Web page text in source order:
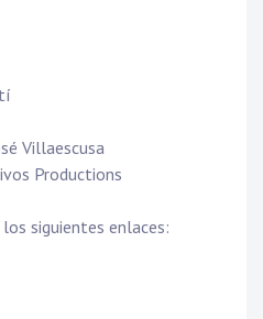
Villaescusa
Productions
siguientes enlaces: